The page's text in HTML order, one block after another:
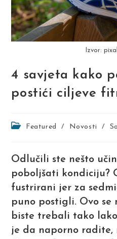
Izvor:
4 savjeta kako
postići ciljeve
PostFeatured / Novosti /
Odlučili ste nešto
poboljšati kondiciju?
fustrirani jer za
puno postigli. Ovo se
biste trebali tako
je da naporno radite,